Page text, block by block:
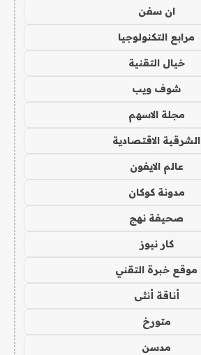
ان سفن
مرابع التكنولوجيا
خيال التقنية
شوف ويب
مجلة الاسهم
الشرقية الاقتصادية
عالم الايفون
مدونة كوكان
صحيفة نهج
كار نيوز
موقع خبرة التقني
أناقة أنثى
متورخ
مدسن